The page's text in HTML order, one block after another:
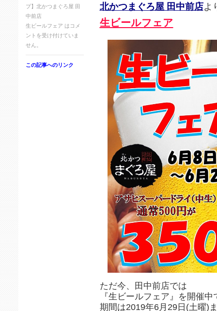
プ】北かつまぐろ屋 田
中前店
生ビールフェア は コメ
ントを受け付けていま
せん。
この記事へのリンク
北かつまぐろ屋 田中前店よ
生ビールフェア
ただ今、田中前店では
『生ビールフェア』を開催中
期間は2019年6月29日(土曜)